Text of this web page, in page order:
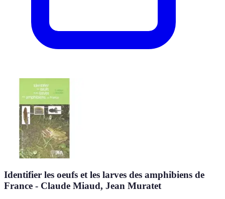
Identifier les oeufs et les larves des amphibiens de
France - Claude Miaud, Jean Muratet